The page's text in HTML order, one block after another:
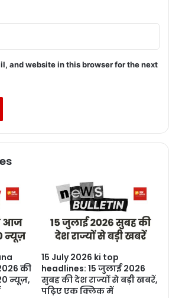
and website in this browser for the next
की
न्यूज़,
15 July 2026 ki top
headlines: 15 जुलाई 2026
सुबह की देश राज्यों से बड़ी खबरें,
पढ़िए एक क्लिक में